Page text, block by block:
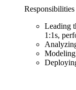
Leading
1:1s,
Modeling